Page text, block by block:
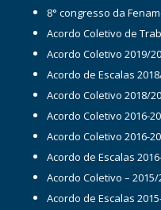
8° congresso da
Acordo Coletivo de
Acordo Coletivo 2019/
Acordo de Escalas
Acordo Coletivo 2018/
Acordo Coletivo 2016-
Acordo Coletivo 2016-
Acordo de Escalas
Acordo Coletivo – 2015/
Acordo de Escalas